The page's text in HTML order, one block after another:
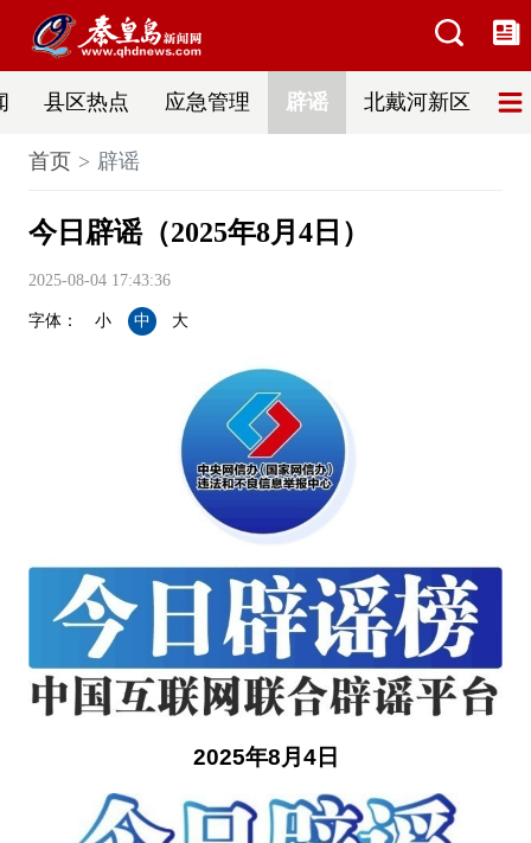
县区热点 应急管理 辟谣 北戴河新区
首页 辟谣
今日辟谣（2025年8月4日）
2025-08-04 17:43:36
字体： 小 中 大
2025年8月4日